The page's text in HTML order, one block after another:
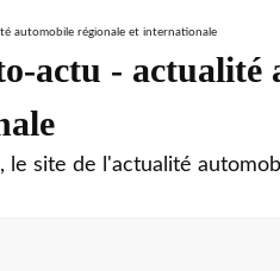
actu - actualité
le site de l'actualité